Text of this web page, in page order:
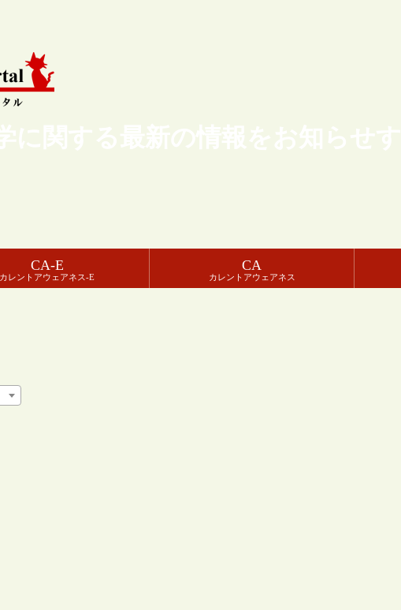
に関する最新の情報をお知らせ
CA-E
カレントアウェアネス-E
CA
カレントアウェアネス